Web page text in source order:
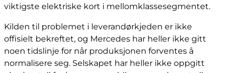
viktigste elektriske kort i mellomklassesegmentet.
Kilden til problemet i leverandørkjeden er ikke
offisielt bekreftet, og Mercedes har heller ikke gitt
noen tidslinje for når produksjonen forventes å
normalisere seg. Selskapet har heller ikke oppgitt